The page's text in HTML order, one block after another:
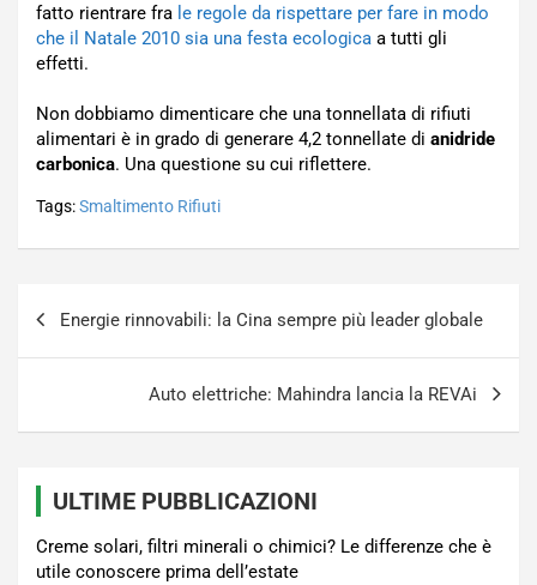
fatto rientrare fra le regole da rispettare per fare in modo
che il Natale 2010 sia una festa ecologica a tutti gli
effetti.
Non dobbiamo dimenticare che una tonnellata di rifiuti
alimentari è in grado di generare 4,2 tonnellate di anidride
carbonica. Una questione su cui riflettere.
Tags:Smaltimento Rifiuti
articoli
Energie rinnovabili: la Cina sempre più leader globale
Auto elettriche: Mahindra lancia la REVAi
ULTIME PUBBLICAZIONI
Creme solari, filtri minerali o chimici? Le differenze che è
utile conoscere prima dell’estate